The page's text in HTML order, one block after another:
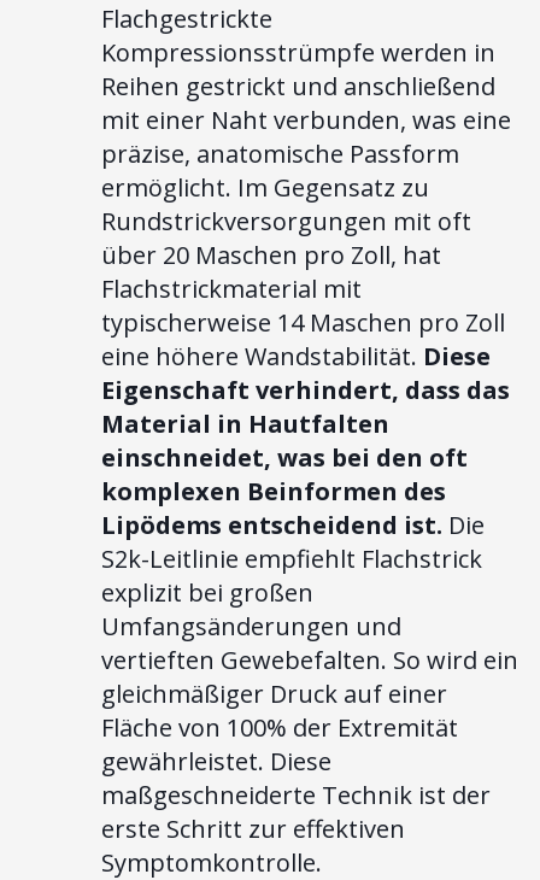
Flachgestrickte
Kompressionsstrümpfe werden in
Reihen gestrickt und anschließend
mit einer Naht verbunden, was eine
präzise, anatomische Passform
ermöglicht. Im Gegensatz zu
Rundstrickversorgungen mit oft
über 20 Maschen pro Zoll, hat
Flachstrickmaterial mit
typischerweise 14 Maschen pro Zoll
eine höhere Wandstabilität. Diese
Eigenschaft verhindert, dass das
Material in Hautfalten
einschneidet, was bei den oft
komplexen Beinformen des
Lipödems entscheidend ist. Die
S2k-Leitlinie empfiehlt Flachstrick
explizit bei großen
Umfangsänderungen und
vertieften Gewebefalten. So wird ein
gleichmäßiger Druck auf einer
Fläche von 100% der Extremität
gewährleistet. Diese
maßgeschneiderte Technik ist der
erste Schritt zur effektiven
Symptomkontrolle.